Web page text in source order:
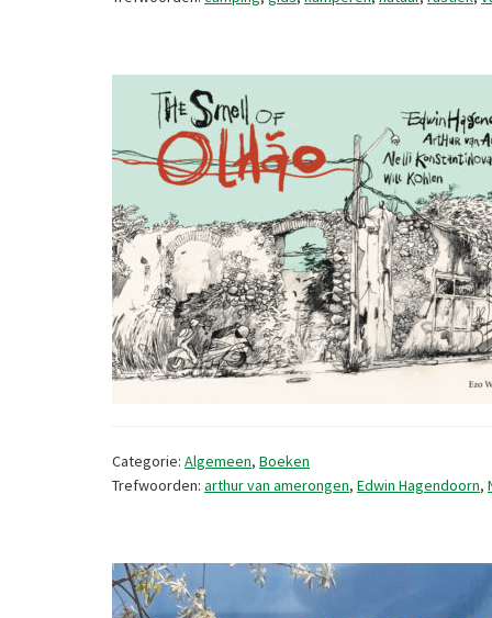
Categorie: Algemeen, Boeken
Trefwoorden: arthur van amerongen, Edwin Hagendoorn,